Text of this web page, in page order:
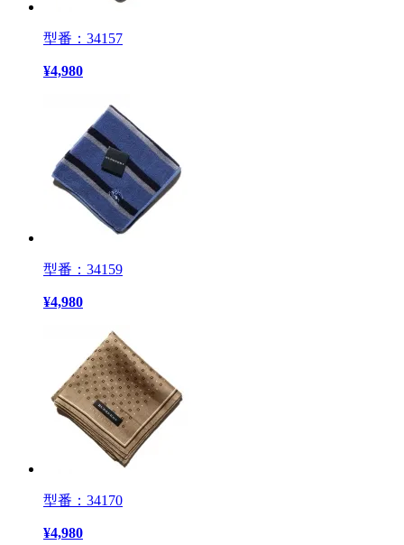
型番：34157
¥4,980
型番：34159
¥4,980
型番：34170
¥4,980